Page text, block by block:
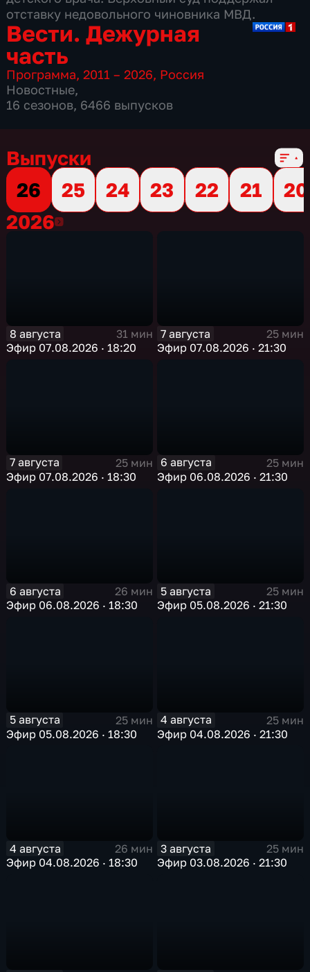
отставку недовольного чиновника МВД.
Вести. Дежурная
часть
Программа,2011 – 2026, Россия
Новостные,
16 сезонов, 6466 выпусков
Выпуски
26
25 24 23 22 21
20
20262026
8 августа
31 мин
Эфир 07.08.2026 · 18:20
7 августа
25 мин
Эфир 07.08.2026 · 21:30
7 августа
25 мин
Эфир 07.08.2026 · 18:30
6 августа
25 мин
Эфир 06.08.2026 · 21:30
6 августа
26 мин
Эфир 06.08.2026 · 18:30
5 августа
25 мин
Эфир 05.08.2026 · 21:30
5 августа
25 мин
Эфир 05.08.2026 · 18:30
4 августа
25 мин
Эфир 04.08.2026 · 21:30
4 августа
26 мин
Эфир 04.08.2026 · 18:30
3 августа
25 мин
Эфир 03.08.2026 · 21:30